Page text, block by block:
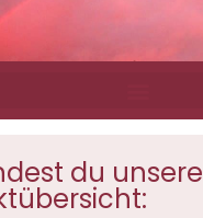
du unsere